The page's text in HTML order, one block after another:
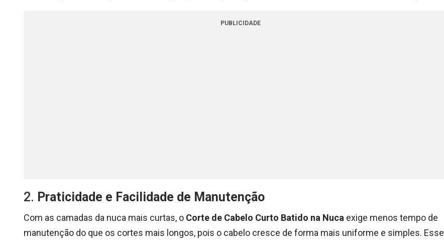
PUBLICIDADE
2. Praticidade e Facilidade de Manutenção
Com as camadas da nuca mais curtas, o Corte de Cabelo Curto Batido na Nuca exige menos tempo de
manutenção do que os cortes mais longos, pois o cabelo cresce de forma mais uniforme e simples. Esse